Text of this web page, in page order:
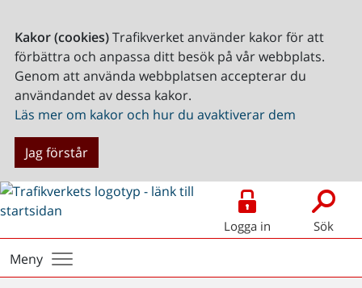
Kakor (cookies)Trafikverket använder kakor för att
förbättra och anpassa ditt besök på vår webbplats.
Genom att använda webbplatsen accepterar du
användandet av dessa kakor.
Läs mer om kakor och hur du avaktiverar dem
Jag förstår
Logga in Sök
Meny